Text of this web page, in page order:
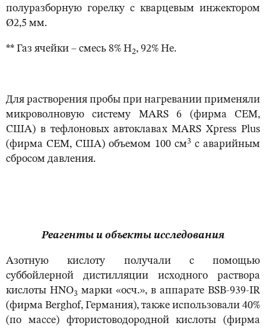
полуразборную горелку с кварцевым инжектором
Ø2,5 мм.
** Газ ячейки – смесь 8% Н2, 92% He.
Для растворения пробы при нагревании применяли
микроволновую систему MARS 6 (фирма CEM,
США) в тефлоновых автоклавах MARS Xpress Plus
(фирма CEM, США) объемом 100 см3с аварийным
сбросом давления.
Реагенты и объекты исследования
Азотную кислоту получали с помощью
суббойлерной дистилляции исходного раствора
кислоты HNO3 марки «осч.», в аппарате BSB-939-IR
(фирма Berghof, Германия), также использовали 40%
(по массе) фтористоводородной кислоты (фирма